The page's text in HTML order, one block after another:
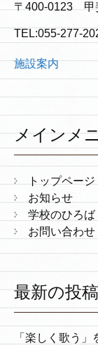
〒400-0123 甲
TEL:055-277-
施設案内
メインメ
トップページ
お知らせ
学校のひろば
お問い合わせ
最新の投稿
「楽しく歌う